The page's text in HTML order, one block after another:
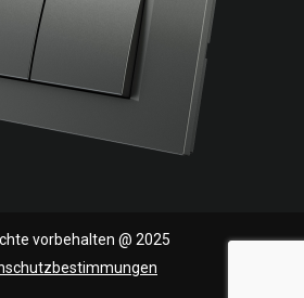
vorbehalten @ 2025